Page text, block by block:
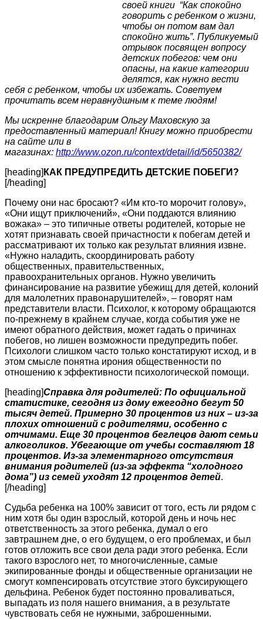
своей книги “Как спокойно
говорить с ребенком о жизни,
чтобы он потом вам дал
спокойно жить”. Публикуемый
отрывок посвящен вопросу
детских побегов: чем они
опасны, на какие категории
делятся, как нужно вести
себя с ребенком, чтобы их избежать. Советуем
прочитать всем неравнудшным к теме людям!
Мы искренне благодарим Ольгу Маховскую за
предоставленный материал! Книгу можно приобрести
на сайте или в
магазинах: http://www.ozon.ru/context/detail/id/5650382/
[heading] КАК ПРЕДУПРЕДИТЬ ДЕТСКИЕ ПОБЕГИ?
[/heading]
Почему они нас бросают? «Им кто-то морочит голову»,
«Они ищут приключений», «Они поддаются влиянию
вожака» – это типичные ответы родителей, которые не
хотят признавать своей причастности к побегам детей и
рассматривают их только как результат влияния извне.
«Нужно наладить, скоординировать работу
общественных, правительственных,
правоохранительных органов. Нужно увеличить
финансирование на развитие убежищ для детей, колоний
для малолетних правонарушителей», – говорят нам
представители власти. Психолог, к которому обращаются
по-прежнему в крайнем случае, когда события уже не
имеют обратного действия, может гадать о причинах
побегов, но лишен возможности предупредить побег.
Психологи слишком часто только констатируют исход, и в
этом смысле понятна ирония общественности по
отношению к эффективности психологической помощи.
[heading]Справка для родителей: По официальной
статистике, сегодня из дому ежегодно бегут 50
тысяч детей. Примерно 30 процентов из них – из-за
плохих отношений с родителями, особенно с
отчимами. Еще 30 процентов беглецов дают семьи
алкоголиков. Убегающие от учебы составляют 18
процентов. Из-за элементарного отсутствия
внимания родителей (из-за эффекта “холодного
дома”) из семей уходят 12 процентов детей.
[/heading]
Судьба ребенка на 100% зависит от того, есть ли рядом с
ним хотя бы один взрослый, которой день и ночь нес
ответственность за этого ребенка, думал о его
завтрашнем дне, о его будущем, о его проблемах, и был
готов отложить все свои дела ради этого ребенка. Если
такого взрослого нет, то многочисленные, самые
экипированные фонды и общественные организации не
смогут компенсировать отсутствие этого буксирующего
дельфина. Ребенок будет постоянно проваливаться,
выпадать из поля нашего внимания, а в результате
чувствовать себя не нужными, заброшенными.